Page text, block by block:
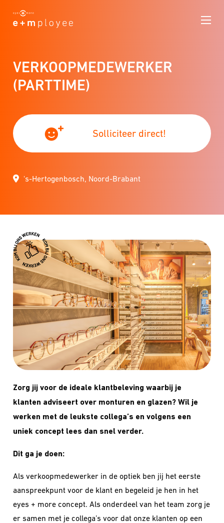
VERKOOPMEDEWERKER
(PARTTIME)
Solliciteer direct!
's-Hertogenbosch, Noord-Brabant
Zorg jij voor de ideale klantbeleving waarbij je
klanten adviseert over monturen en glazen? Wil je
werken met de leukste collega’s en volgens een
uniek concept lees dan snel verder.
Dit ga je doen:
Als verkoopmedewerker in de optiek ben jij het eerste
aanspreekpunt voor de klant en begeleid je hen in het
eyes + more concept. Als onderdeel van het team zorg je
er samen met je collega’s voor dat onze klanten op een